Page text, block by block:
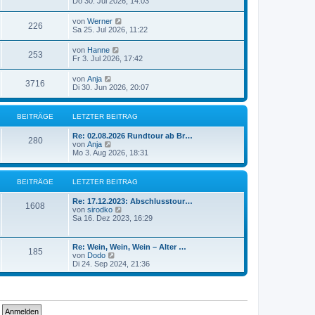
226 von Werner
Sa 25. Jul 2026, 11:22
253 von Hanne
Fr 3. Jul 2026, 17:42
3716 von Anja
Di 30. Jun 2026, 20:07
BEITRÄGE LETZTER BEITRAG
280
Re: 02.08.2026 Rundtour ab Br…
von Anja
e
e
t
e
r
B
e
t
r
a
g
Mo 3. Aug 2026, 18:31
BEITRÄGE LETZTER BEITRAG
1608
Re: 17.12.2023: Abschlusstour…
von sirodko
e
s
t
e
r
B
t
Sa 16. Dez 2023, 16:29
185
Re: Wein, Wein, Wein – Alter …
von Dodo
e
u
Di 24. Sep 2024, 21:36